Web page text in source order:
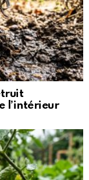
l’intérieur